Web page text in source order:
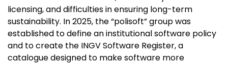
licensing, and difficulties in ensuring long-term
sustainability. In 2025, the “polisoft” group was
established to define an institutional software policy
and to create the INGV Software Register, a
catalogue designed to make software more